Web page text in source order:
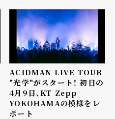
ACIDMAN LIVE TOUR
"光学"がスタート！ 初日の
4月9日、KT Zepp
YOKOHAMAの模様をレ
ポート